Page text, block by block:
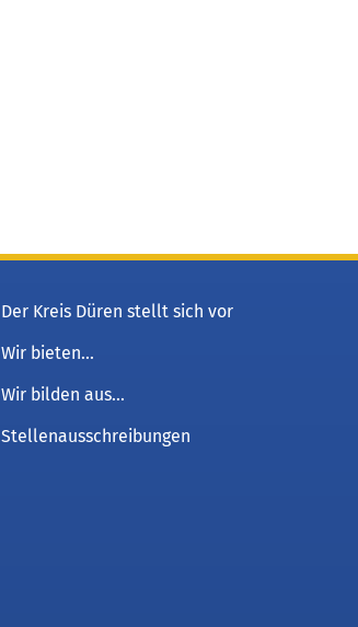
Der Kreis Düren stellt sich vor
Wir bieten...
Wir bilden aus...
Stellenausschreibungen